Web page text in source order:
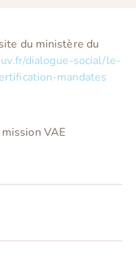
du ministère du
dialogue-social/le-
mandates
VAE